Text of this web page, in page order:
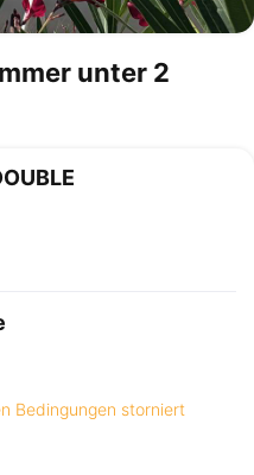
unter 2
Bedingungen storniert